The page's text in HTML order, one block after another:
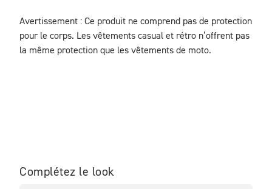
Avertissement : Ce produit ne comprend pas de protection
pour le corps. Les vêtements casual et rétro n’offrent pas
la même protection que les vêtements de moto.
Complétez le look